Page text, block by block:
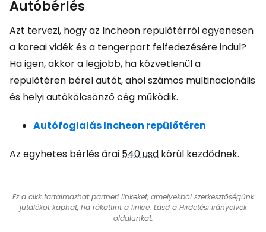
Autóbérlés
Azt tervezi, hogy az Incheon repülőtérről egyenesen
a koreai vidék és a tengerpart felfedezésére indul?
Ha igen, akkor a legjobb, ha közvetlenül a
repülőtéren bérel autót, ahol számos multinacionális
és helyi autókölcsönző cég működik.
Autófoglalás Incheon repülőtéren
Az egyhetes bérlés árai540 usd körül kezdődnek.
Ez a cikk tartalmazhat partneri linkeket, amelyekből szerkesztőségünk
jutalékot kaphat, ha rákattint a linkre. Lásd a Hirdetési irányelvek
oldalunkat.